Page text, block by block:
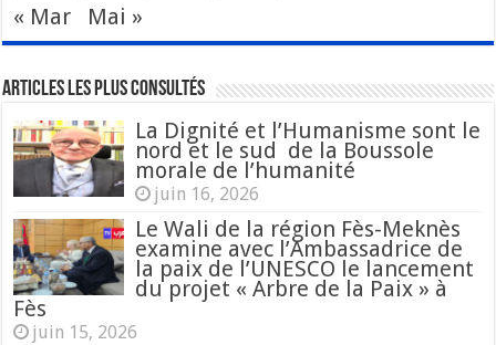
« Mar
Mai »
Articles les plus consultés
La Dignité et l’Humanisme sont le
nord et le sud de la Boussole
morale de l’humanité
juin 16, 2026
Le Wali de la région Fès-Meknès
examine avec l’Ambassadrice de
la paix de l’UNESCO le lancement
du projet « Arbre de la Paix » à
Fès
juin 15, 2026